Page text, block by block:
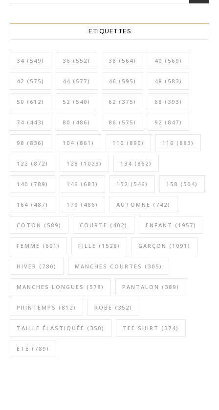
ETIQUETTES
34 (549) 36 (552) 38 (564) 40 (569)
42 (575) 44 (577) 46 (595) 48 (583)
50 (612) 52 (540) 62 (375) 68 (393)
74 (443) 80 (486) 86 (575) 92 (847)
98 (836) 104 (861) 110 (890) 116 (883)
122 (872) 128 (1023) 134 (862)
140 (789) 146 (683) 152 (546) 158 (504)
164 (487) 170 (486) AUTOMNE (742)
COTON (589) COURTE (402) ENFANT (1957)
FEMME (601) FILLE (1528) GARÇON (1091)
HIVER (780) MANCHES COURTES (305)
MANCHES LONGUES (578) PANTALON (389)
PRINTEMPS (812) ROBE (352)
TAILLE ÉLASTIQUÉE (350) TEE SHIRT (374)
ÉTÉ (789)